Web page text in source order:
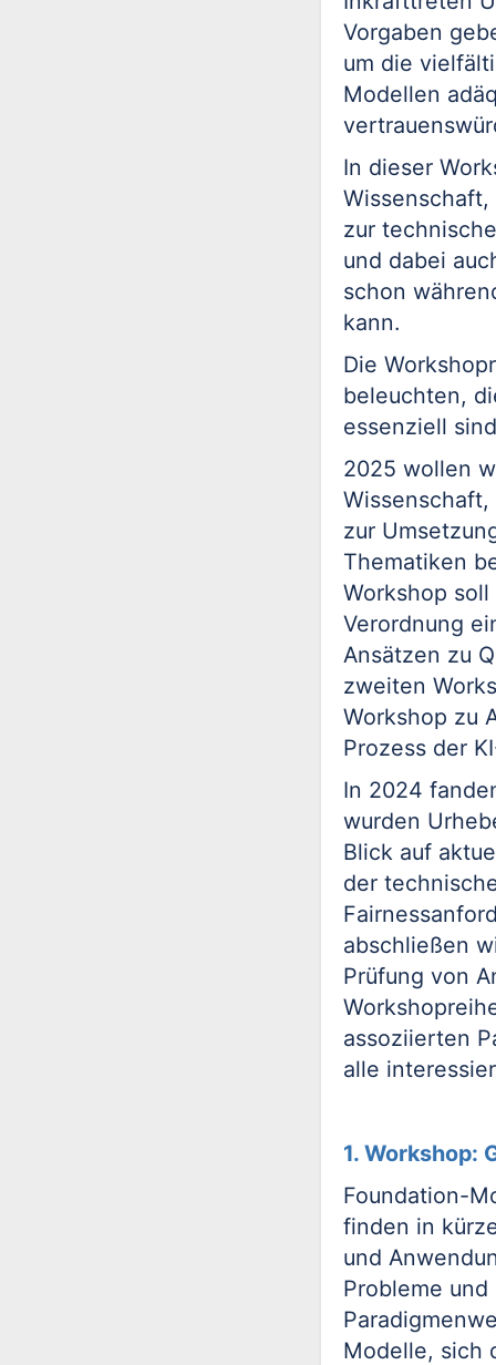
Vorgaben
um die
Modellen
In dieser
zur
und dabei
schon
kann.
Die
beleuchten,
essenziell
2025 wollen
zur
Thematiken
Workshop
Verordnung
Ansätzen zu
zweiten
Workshop zu
Prozess der
In 2024
wurden
Blick auf
der
abschließen
Prüfung von
assoziierten
alle
1. Workshop:
Foundation-
finden in
und
Probleme
Modelle, sich